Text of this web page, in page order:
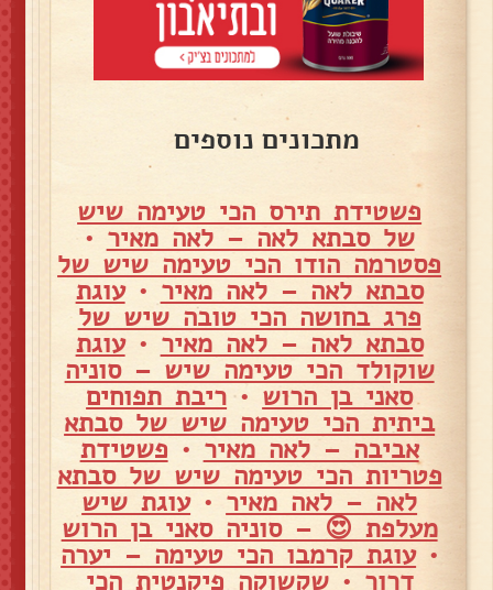
מתכונים נוספים
פשטידת תירס הכי טעימה שיש
של סבתא לאה – לאה מאיר •
פסטרמה הודו הכי טעימה שיש של
סבתא לאה – לאה מאיר •עוגת
פרג בחושה הכי טובה שיש של
סבתא לאה – לאה מאיר •עוגת
שוקולד הכי טעימה שיש – סוניה
סאני בן הרוש •ריבת תפוחים
ביתית הכי טעימה שיש של סבתא
אביבה – לאה מאיר • פשטידת
פטריות הכי טעימה שיש של סבתא
לאה – לאה מאיר •עוגת שיש
מעלפת 😍 – סוניה סאני בן הרוש
•עוגת קרמבו הכי טעימה – יערה
דרור •שקשוקה פיקנטית הכי